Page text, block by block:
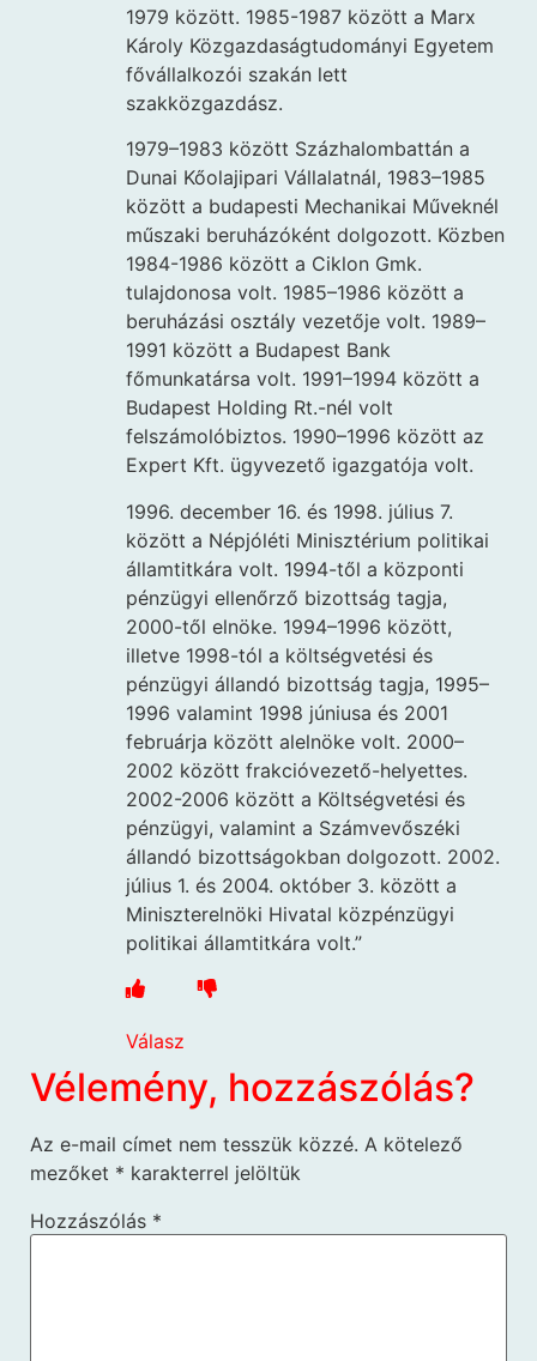
1979 között. 1985-1987 között a Marx
Károly Közgazdaságtudományi Egyetem
fővállalkozói szakán lett
szakközgazdász.
1979–1983 között Százhalombattán a
Dunai Kőolajipari Vállalatnál, 1983–1985
között a budapesti Mechanikai Műveknél
műszaki beruházóként dolgozott. Közben
1984-1986 között a Ciklon Gmk.
tulajdonosa volt. 1985–1986 között a
beruházási osztály vezetője volt. 1989–
1991 között a Budapest Bank
főmunkatársa volt. 1991–1994 között a
Budapest Holding Rt.-nél volt
felszámolóbiztos. 1990–1996 között az
Expert Kft. ügyvezető igazgatója volt.
1996. december 16. és 1998. július 7.
között a Népjóléti Minisztérium politikai
államtitkára volt. 1994-től a központi
pénzügyi ellenőrző bizottság tagja,
2000-től elnöke. 1994–1996 között,
illetve 1998-tól a költségvetési és
pénzügyi állandó bizottság tagja, 1995–
1996 valamint 1998 júniusa és 2001
februárja között alelnöke volt. 2000–
2002 között frakcióvezető-helyettes.
2002-2006 között a Költségvetési és
pénzügyi, valamint a Számvevőszéki
állandó bizottságokban dolgozott. 2002.
július 1. és 2004. október 3. között a
Miniszterelnöki Hivatal közpénzügyi
politikai államtitkára volt.”
Válasz
Vélemény, hozzászólás?
Az e-mail címet nem tesszük közzé. A kötelező
mezőket * karakterrel jelöltük
Hozzászólás *